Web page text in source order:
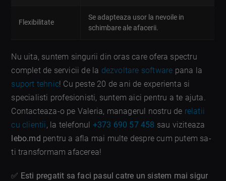
Flexibilitate
Se adapteaza usor la nevoile in
schimbare ale afacerii.
Nu uita, suntem singurii din oras care ofera spectru
complet de servicii de la dezvoltare software pana la
suport tehnic! Cu peste 20 de ani de experienta si
specialisti profesionisti, suntem aici pentru a te ajuta.
Contacteaza-o pe Valeria, managerul nostru de relatii
cu clientii, la telefonul +373 690 57 458 sau viziteaza
lebo.md pentru a afla mai multe despre cum putem sa-
ti transformam afacerea!
✅ Esti pregatit sa faci pasul catre un sistem mai sigur